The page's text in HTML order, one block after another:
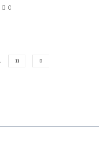
0
11